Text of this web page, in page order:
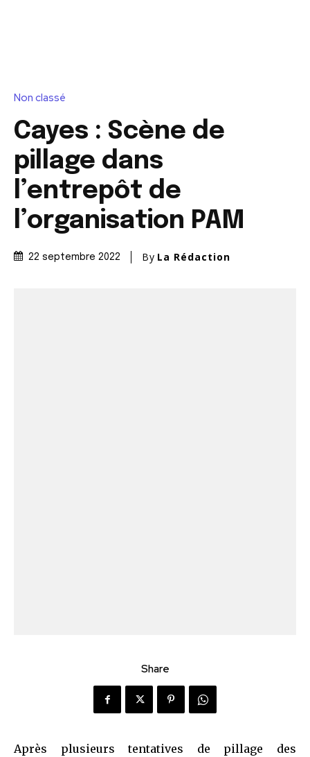
Non classé
Cayes : Scène de
pillage dans
l’entrepôt de
l’organisation PAM
22 septembre 2022 By La Rédaction
Share
Après plusieurs tentatives de pillage des